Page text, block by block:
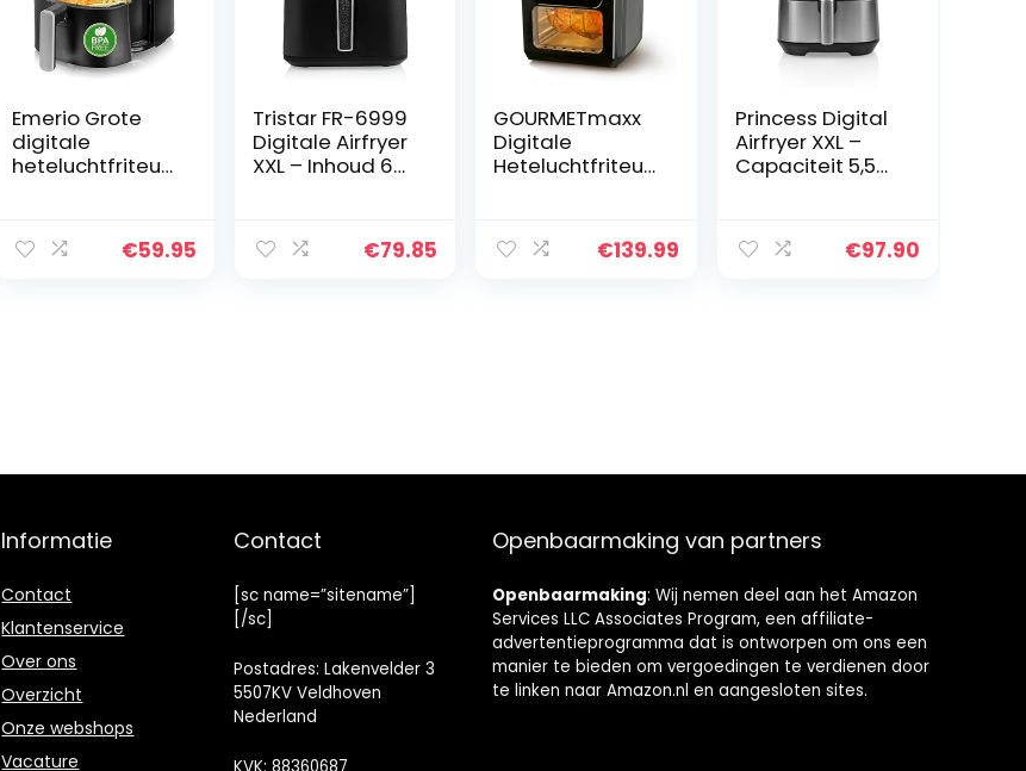
Emerio Grote
digitale
heteluchtfriteus
extra olie, 4,5
liter volume, 8
€59.95
Tristar FR-6999
Digitale Airfryer
XXL – Inhoud 6
Watt
€79.85
GOURMETmaxx
Digitale
Heteluchtfriteus
timer, touch
display,
€139.99
Princess Digital
Airfryer XXL –
Capaciteit 5,5
el – 8
programma’s –
€97.90
Informatie
Contact
Klantenservice
Over ons
Overzicht
Onze webshops
Vacature
Contact
[sc name=”sitename”]
[/sc]
Postadres: Lakenvelder 3
5507KV Veldhoven
Nederland
Openbaarmaking van partners
Openbaarmaking: Wij nemen deel aan het Amazon
Services LLC Associates Program, een affiliate-
advertentieprogramma dat is ontworpen om ons een
manier te bieden om vergoedingen te verdienen door
te linken naar Amazon.nl en aangesloten sites.